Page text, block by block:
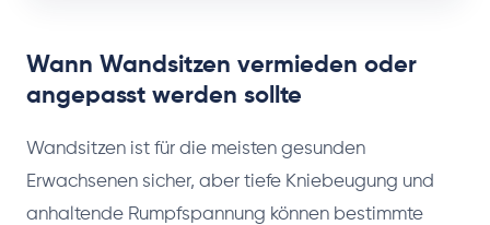
Wann Wandsitzen vermieden oder
angepasst werden sollte
Wandsitzen ist für die meisten gesunden
Erwachsenen sicher, aber tiefe Kniebeugung und
anhaltende Rumpfspannung können bestimmte